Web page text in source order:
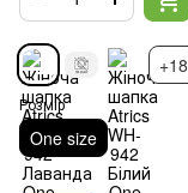
+18
Розмір
One size